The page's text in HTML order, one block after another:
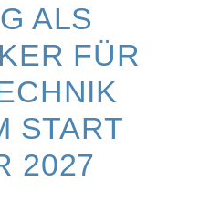
ALS
FÜR
START
2027